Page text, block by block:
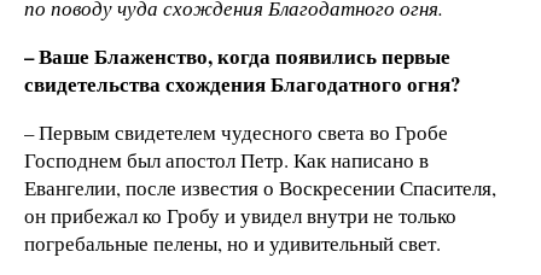
по поводу чуда схождения Благодатного огня.
– Ваше Блаженство, когда появились первые
свидетельства схождения Благодатного огня?
– Первым свидетелем чудесного света во Гробе
Господнем был апостол Петр. Как написано в
Евангелии, после известия о Воскресении Спасителя,
он прибежал ко Гробу и увидел внутри не только
погребальные пелены, но и удивительный свет.